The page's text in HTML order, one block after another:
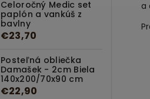
Celoročný Medic set
paplón a vankúš z
bavlny
€23,70
Posteľná obliečka
Damašek - 2cm Biela
140x200/70x90 cm
€22,90
a